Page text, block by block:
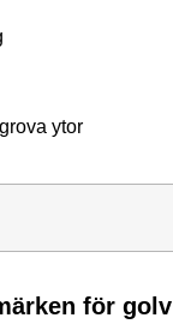
ytor
för golv